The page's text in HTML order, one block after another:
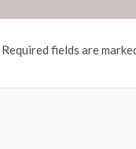
Required fields are